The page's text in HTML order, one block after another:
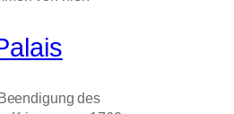
des